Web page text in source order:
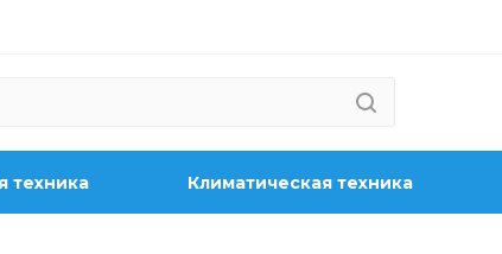
техника Климатическая техника